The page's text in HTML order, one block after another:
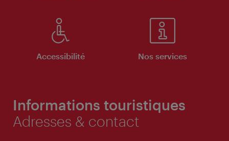
Accessibilité Nos services
Informations touristiques
Adresses & contact